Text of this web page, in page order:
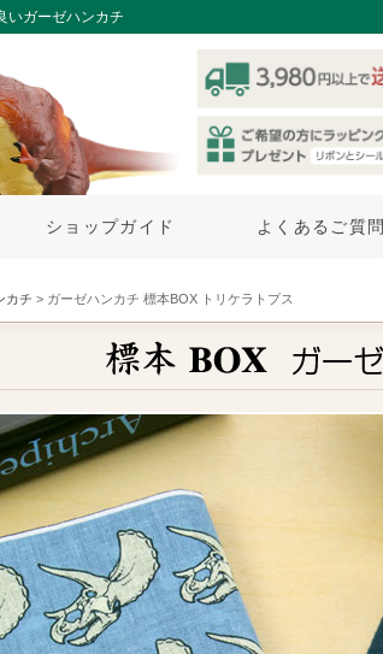
いガーゼハンカチ
ショップガイド よくあるご質問
カチ > ガーゼハンカチ 標本BOX トリケラトプス